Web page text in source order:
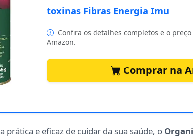
toxinas Fibras Energia Imu
Confira os detalhes completos e o
Amazon.
Comprar na
prática e eficaz de cuidar da sua saúde, o